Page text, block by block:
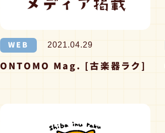
WEB 2021.04.29
ONTOMO Mag. [古楽器ラク]